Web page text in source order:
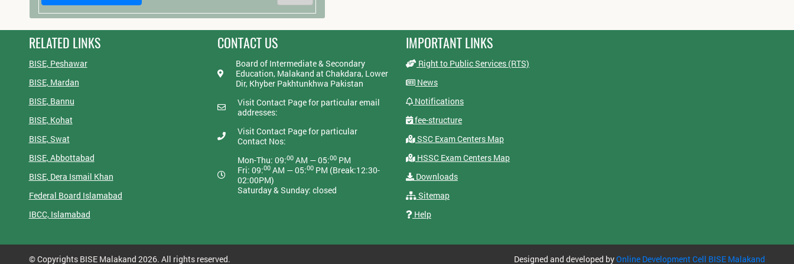
RELATED LINKS
BISE, Peshawar
BISE, Mardan
BISE, Bannu
BISE, Kohat
BISE, Swat
BISE, Abbottabad
BISE, Dera Ismail Khan
Federal Board Islamabad
IBCC, Islamabad
CONTACT US
Board of Intermediate & Secondary
Education, Malakand at Chakdara, Lower
Dir, Khyber Pakhtunkhwa Pakistan
Visit Contact Page for particular email
addresses:
Visit Contact Page for particular
Contact Nos:
Mon-Thu: 09:00AM — 05:00PM
Fri: 09:00AM — 05:00PM (Break:12:30-
02:00PM)
Saturday & Sunday: closed
IMPORTANT LINKS
Right to Public Services (RTS)
News
Notifications
fee-structure
SSC Exam Centers Map
HSSC Exam Centers Map
Downloads
Sitemap
Help
© Copyrights BISE Malakand 2026. All rights reserved. Designed and developed byOnline Development Cell BISE Malakand